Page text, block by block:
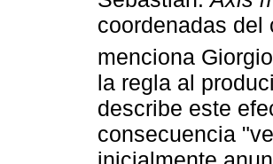
coordenadas
menciona
la regla al
describe este
consecuencia